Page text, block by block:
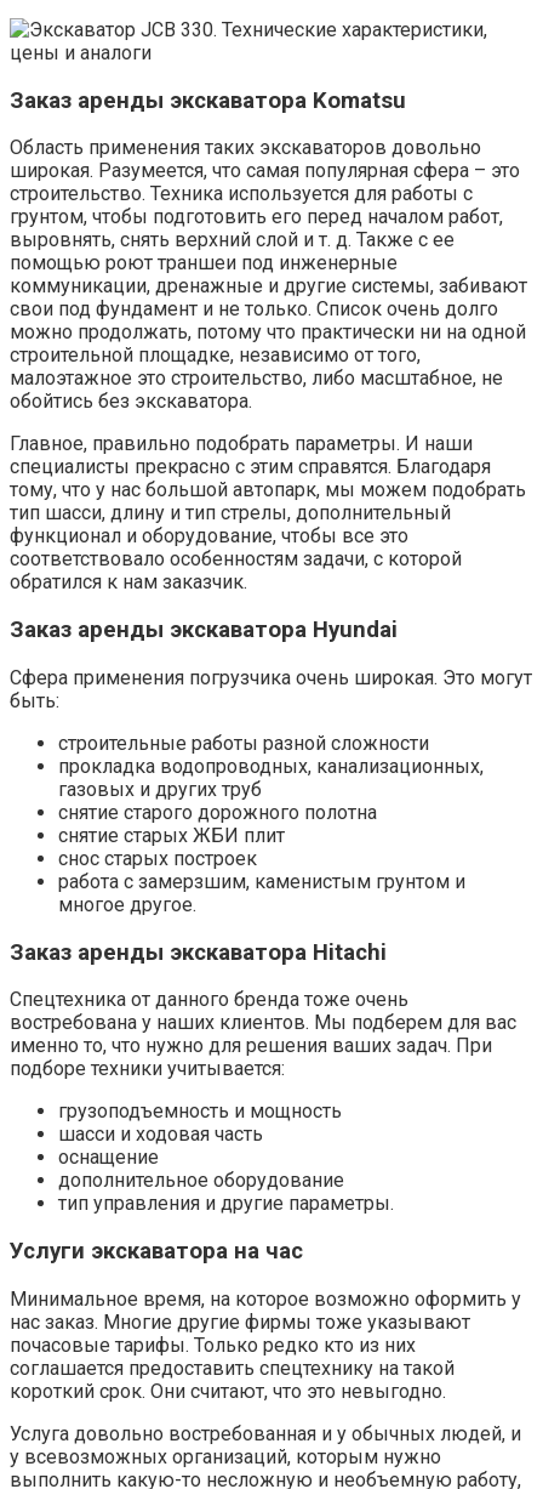
Заказ аренды экскаватора Komatsu
Область применения таких экскаваторов довольно
широкая. Разумеется, что самая популярная сфера – это
строительство. Техника используется для работы с
грунтом, чтобы подготовить его перед началом работ,
выровнять, снять верхний слой и т. д. Также с ее
помощью роют траншеи под инженерные
коммуникации, дренажные и другие системы, забивают
свои под фундамент и не только. Список очень долго
можно продолжать, потому что практически ни на одной
строительной площадке, независимо от того,
малоэтажное это строительство, либо масштабное, не
обойтись без экскаватора.
Главное, правильно подобрать параметры. И наши
специалисты прекрасно с этим справятся. Благодаря
тому, что у нас большой автопарк, мы можем подобрать
тип шасси, длину и тип стрелы, дополнительный
функционал и оборудование, чтобы все это
соответствовало особенностям задачи, с которой
обратился к нам заказчик.
Заказ аренды экскаватора Hyundai
Сфера применения погрузчика очень широкая. Это могут
быть:
строительные работы разной сложности
прокладка водопроводных, канализационных,
газовых и других труб
снятие старого дорожного полотна
снятие старых ЖБИ плит
снос старых построек
работа с замерзшим, каменистым грунтом и
многое другое.
Заказ аренды экскаватора Hitachi
Спецтехника от данного бренда тоже очень
востребована у наших клиентов. Мы подберем для вас
именно то, что нужно для решения ваших задач. При
подборе техники учитывается:
грузоподъемность и мощность
шасси и ходовая часть
оснащение
дополнительное оборудование
тип управления и другие параметры.
Услуги экскаватора на час
Минимальное время, на которое возможно оформить у
нас заказ. Многие другие фирмы тоже указывают
почасовые тарифы. Только редко кто из них
соглашается предоставить спецтехнику на такой
короткий срок. Они считают, что это невыгодно.
Услуга довольно востребованная и у обычных людей, и
у всевозможных организаций, которым нужно
выполнить какую-то несложную и необъемную работу,